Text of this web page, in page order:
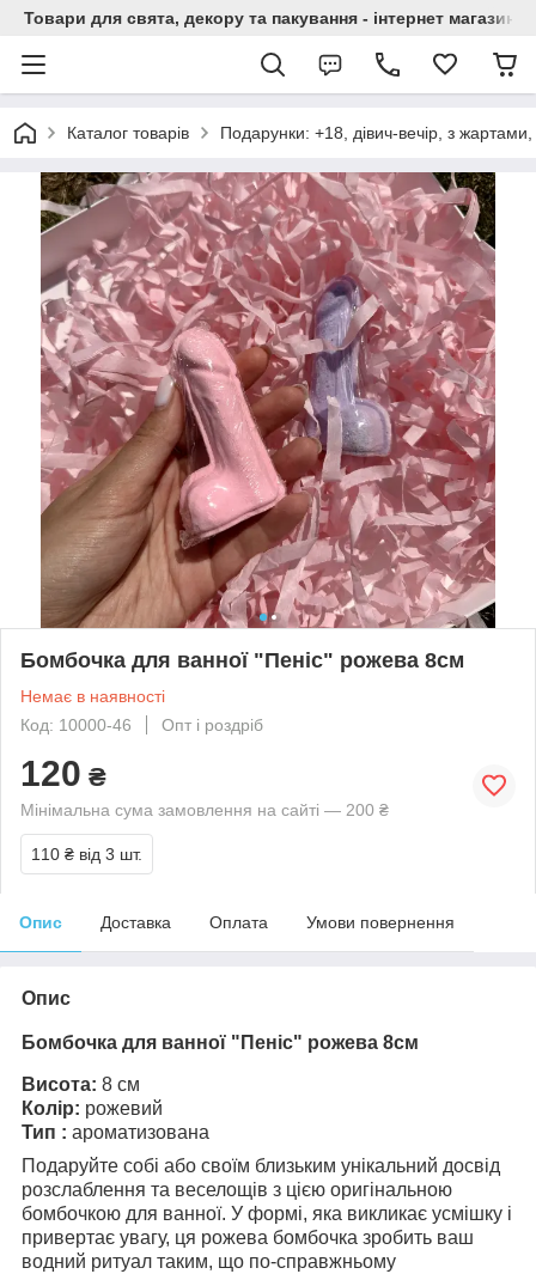
Товари для свята, декору та пакування - інтернет магазин
Каталог товарів Подарунки: +18, дівич-вечір, з жартами,
Бомбочка для ванної "Пеніс" рожева 8см
Немає в наявності
Код: 10000-46
Опт і роздріб
120 ₴
Мінімальна сума замовлення на сайті — 200 ₴
110 ₴ від 3 шт.
Опис Доставка Оплата Умови повернення
Опис
Бомбочка для ванної "Пеніс" рожева 8см
Висота: 8 см
Колір: рожевий
Тип : ароматизована
Подаруйте собі або своїм близьким унікальний досвід
розслаблення та веселощів з цією оригінальною
бомбочкою для ванної. У формі, яка викликає усмішку і
привертає увагу, ця рожева бомбочка зробить ваш
водний ритуал таким, що по-справжньому